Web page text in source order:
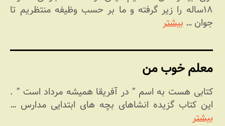
۱۸ساله را زیر گرفته و ما بر حسب وظیفه منتظریم تا
جوان …بیشتر
معلم خوب من
کتابی هست به اسم ” در آفریقا همیشه مرداد است ” .
این کتاب گزیده انشاهای بچه های ابتدایی مدارس …
بیشتر